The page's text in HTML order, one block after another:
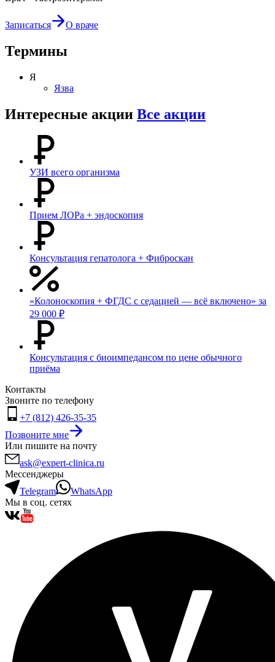
Записаться О враче
Термины
Я
Язва
Интересные акции Все акции
УЗИ всего организма
Прием ЛОРа + эндоскопия
Консультация гепатолога + Фиброскан
«Колоноскопия + ФГДС с седацией — всё включено» за
29 000 ₽
Консультация с биоимпедансом по цене обычного
приёма
Контакты
Звоните по телефону
+7 (812) 426-35-35
Позвоните мне
Или пишите на почту
ask@expert-clinica.ru
Мессенджеры
Telegram
WhatsApp
Мы в соц. сетях